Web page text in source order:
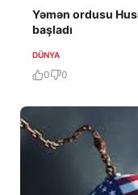
Yəmən ordusu
başladı
DÜNYA
0 0